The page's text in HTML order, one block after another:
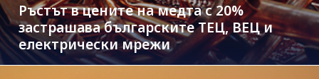
Ръстът в цените на медта с 20%
застрашава българските ТЕЦ, ВЕЦ и
електрически мрежи